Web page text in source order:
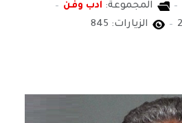
المجموعة: ادب وفن
الزيارات: 845